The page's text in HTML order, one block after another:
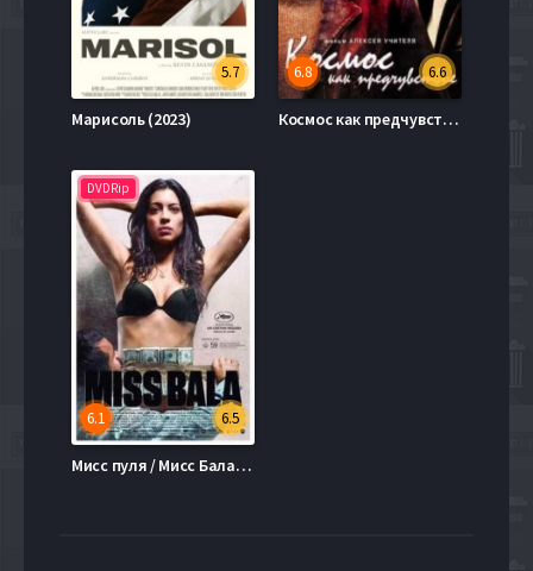
5.7
Марисоль (2023)
6.6
6.8
Космос как предчувствие (2005)
DVDRip
6.5
6.1
Мисс пуля / Мисс Бала (2011)